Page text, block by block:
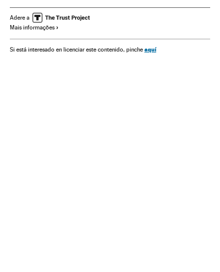
Europa Central Relações internacionais
Relações exteriores
Política
Adere a
Mais informações
Si está interesado en licenciar este contenido, pinche aquí